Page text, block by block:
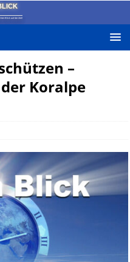
Blick auf die Zeit!
–
Koralpe